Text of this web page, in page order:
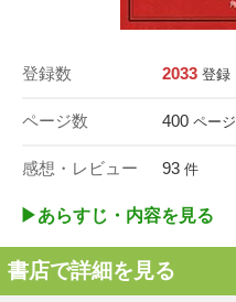
登録数 2033 登録
ページ数 400 ページ
感想・レビュー 93 件
▶︎あらすじ・内容を見る
書店で詳細を見る